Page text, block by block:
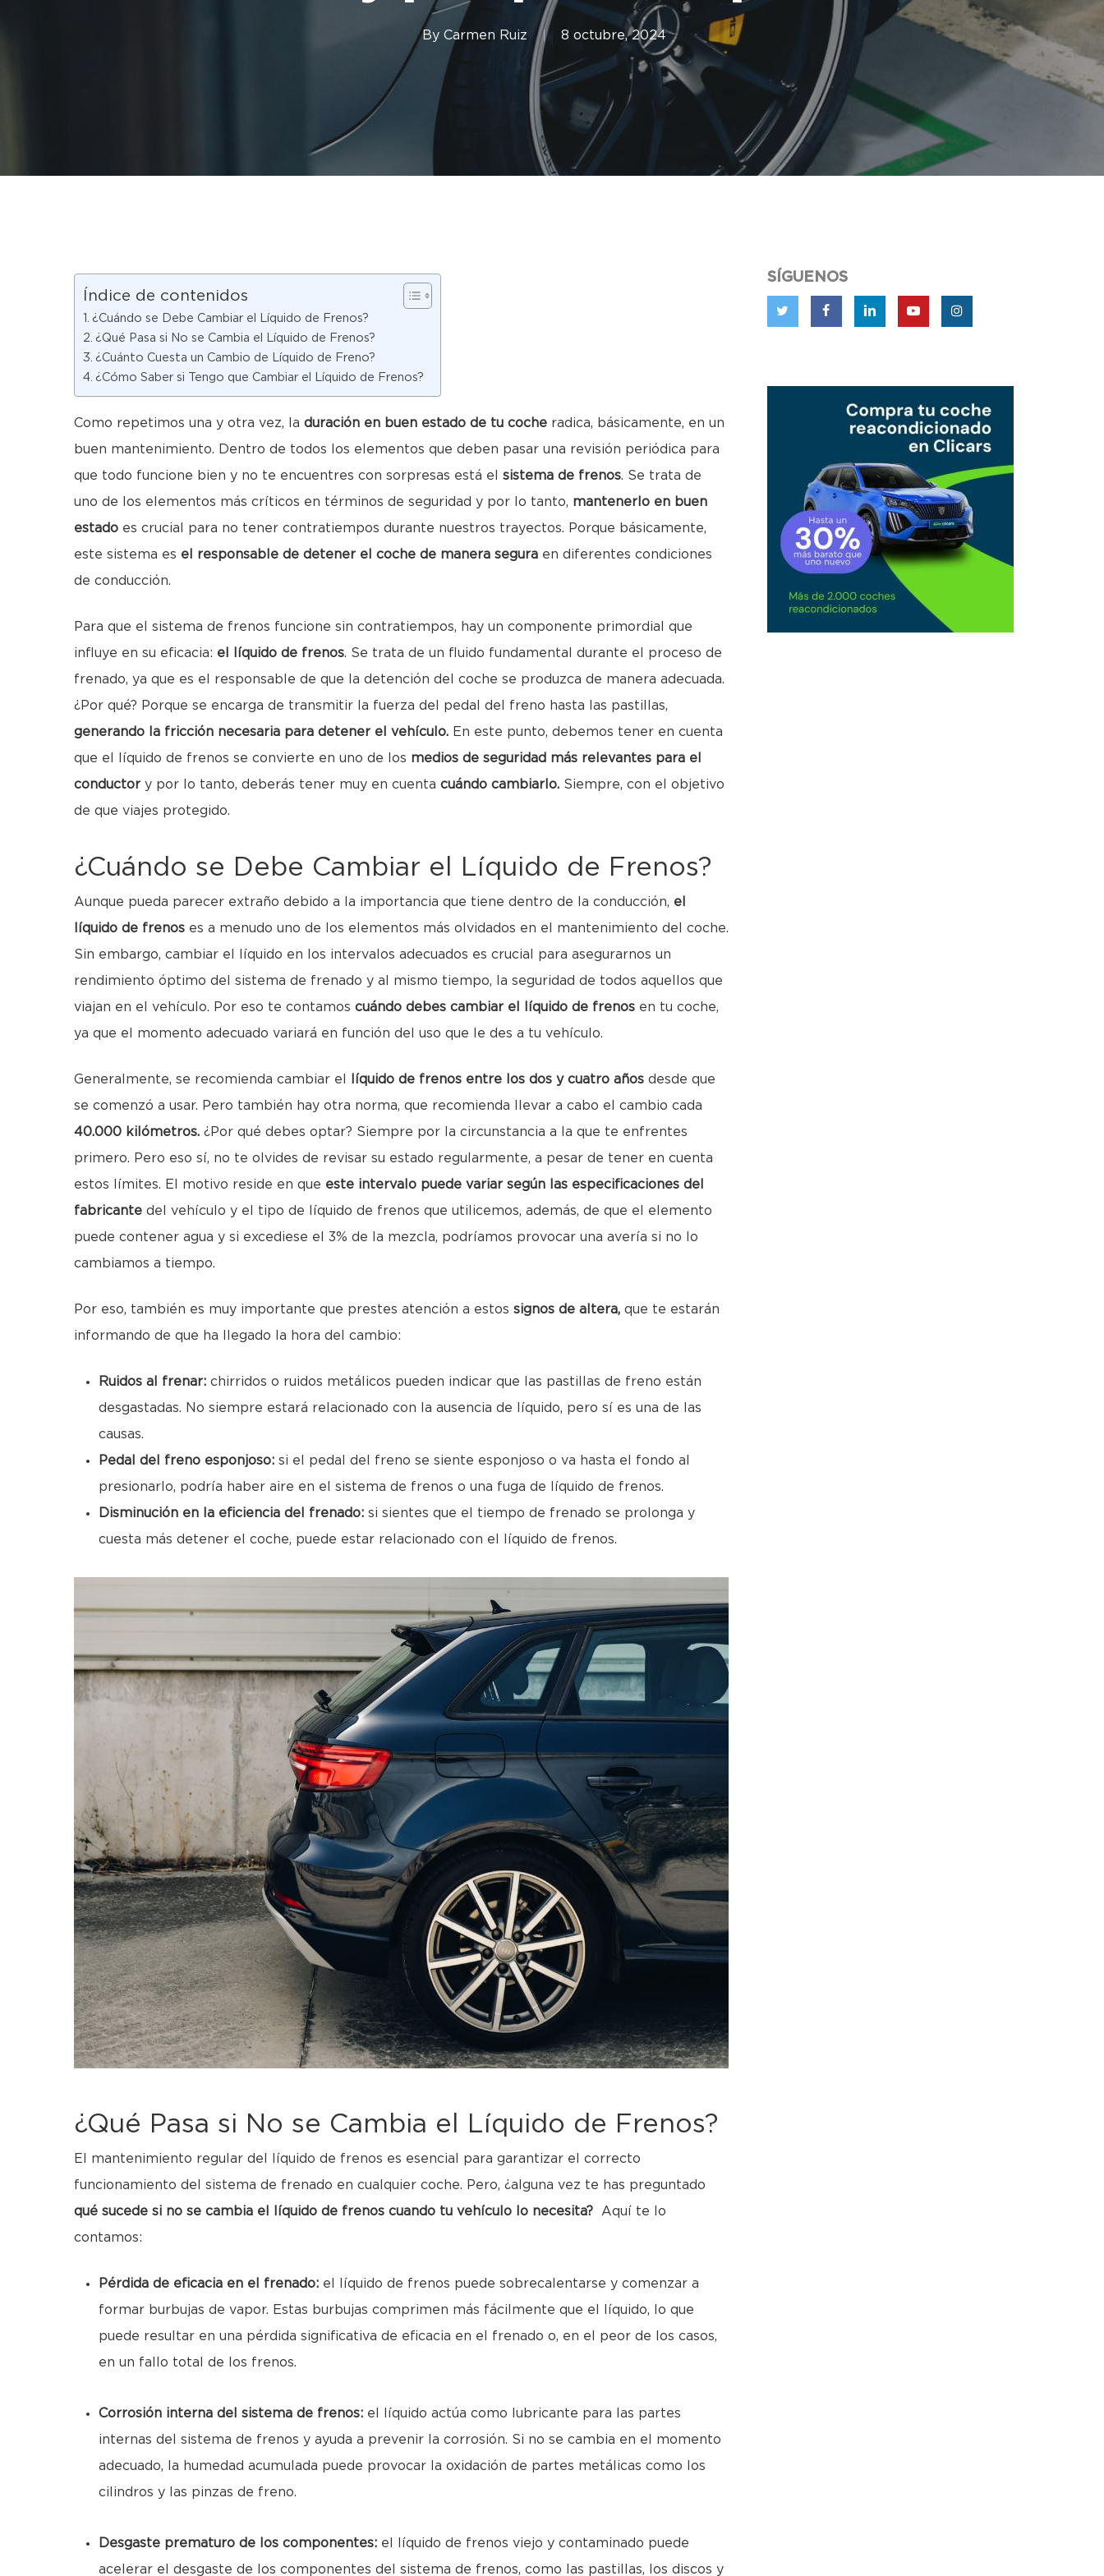
Hit enter to search or ESC to close
By Carmen Ruiz 8 octubre, 2024
Índice de contenidos
¿Cuándo se Debe Cambiar el Líquido de Frenos?
¿Qué Pasa si No se Cambia el Líquido de Frenos?
¿Cuánto Cuesta un Cambio de Líquido de Freno?
¿Cómo Saber si Tengo que Cambiar el Líquido de Frenos?
Como repetimos una y otra vez, la duración en buen estado de tu coche radica, básicamente, en un
buen mantenimiento. Dentro de todos los elementos que deben pasar una revisión periódica para
que todo funcione bien y no te encuentres con sorpresas está el sistema de frenos. Se trata de
uno de los elementos más críticos en términos de seguridad y por lo tanto, mantenerlo en buen
estado es crucial para no tener contratiempos durante nuestros trayectos. Porque básicamente,
este sistema es el responsable de detener el coche de manera segura en diferentes condiciones
de conducción.
Para que el sistema de frenos funcione sin contratiempos, hay un componente primordial que
influye en su eficacia: el líquido de frenos. Se trata de un fluido fundamental durante el proceso de
frenado, ya que es el responsable de que la detención del coche se produzca de manera adecuada.
¿Por qué? Porque se encarga de transmitir la fuerza del pedal del freno hasta las pastillas,
generando la fricción necesaria para detener el vehículo. En este punto, debemos tener en cuenta
que el líquido de frenos se convierte en uno de los medios de seguridad más relevantes para el
conductor y por lo tanto, deberás tener muy en cuenta cuándo cambiarlo. Siempre, con el objetivo
de que viajes protegido.
¿Cuándo se Debe Cambiar el Líquido de Frenos?
Aunque pueda parecer extraño debido a la importancia que tiene dentro de la conducción, el
líquido de frenos es a menudo uno de los elementos más olvidados en el mantenimiento del coche.
Sin embargo, cambiar el líquido en los intervalos adecuados es crucial para asegurarnos un
rendimiento óptimo del sistema de frenado y al mismo tiempo, la seguridad de todos aquellos que
viajan en el vehículo. Por eso te contamos cuándo debes cambiar el líquido de frenos en tu coche,
ya que el momento adecuado variará en función del uso que le des a tu vehículo.
Generalmente, se recomienda cambiar el líquido de frenos entre los dos y cuatro años desde que
se comenzó a usar. Pero también hay otra norma, que recomienda llevar a cabo el cambio cada
40.000 kilómetros. ¿Por qué debes optar? Siempre por la circunstancia a la que te enfrentes
primero. Pero eso sí, no te olvides de revisar su estado regularmente, a pesar de tener en cuenta
estos límites. El motivo reside en que este intervalo puede variar según las especificaciones del
fabricante del vehículo y el tipo de líquido de frenos que utilicemos, además, de que el elemento
puede contener agua y si excediese el 3% de la mezcla, podríamos provocar una avería si no lo
cambiamos a tiempo.
Por eso, también es muy importante que prestes atención a estos signos de altera, que te estarán
informando de que ha llegado la hora del cambio:
Ruidos al frenar: chirridos o ruidos metálicos pueden indicar que las pastillas de freno están
desgastadas. No siempre estará relacionado con la ausencia de líquido, pero sí es una de las
causas.
Pedal del freno esponjoso: si el pedal del freno se siente esponjoso o va hasta el fondo al
presionarlo, podría haber aire en el sistema de frenos o una fuga de líquido de frenos.
Disminución en la eficiencia del frenado: si sientes que el tiempo de frenado se prolonga y
cuesta más detener el coche, puede estar relacionado con el líquido de frenos.
¿Qué Pasa si No se Cambia el Líquido de Frenos?
El mantenimiento regular del líquido de frenos es esencial para garantizar el correcto
funcionamiento del sistema de frenado en cualquier coche. Pero, ¿alguna vez te has preguntado
qué sucede si no se cambia el líquido de frenos cuando tu vehículo lo necesita?
Aquí te lo
contamos:
Pérdida de eficacia en el frenado: el líquido de frenos puede sobrecalentarse y comenzar a
formar burbujas de vapor. Estas burbujas comprimen más fácilmente que el líquido, lo que
puede resultar en una pérdida significativa de eficacia en el frenado o, en el peor de los casos,
en un fallo total de los frenos.
Corrosión interna del sistema de frenos: el líquido actúa como lubricante para las partes
internas del sistema de frenos y ayuda a prevenir la corrosión. Si no se cambia en el momento
adecuado, la humedad acumulada puede provocar la oxidación de partes metálicas como los
cilindros y las pinzas de freno.
Desgaste prematuro de los componentes: el líquido de frenos viejo y contaminado puede
acelerar el desgaste de los componentes del sistema de frenos, como las pastillas, los discos y
SÍGUENOS